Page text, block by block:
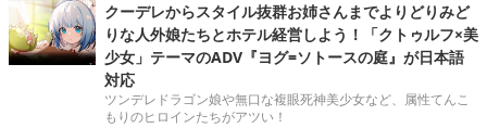
クーデレからスタイル抜群お姉さんまでよりどりみど
りな人外娘たちとホテル経営しよう！「クトゥルフ×美
少女」テーマのADV『ヨグ=ソトースの庭』が日本語
対応
ツンデレドラゴン娘や無口な複眼死神美少女など、属性てんこ
もりのヒロインたちがアツい！